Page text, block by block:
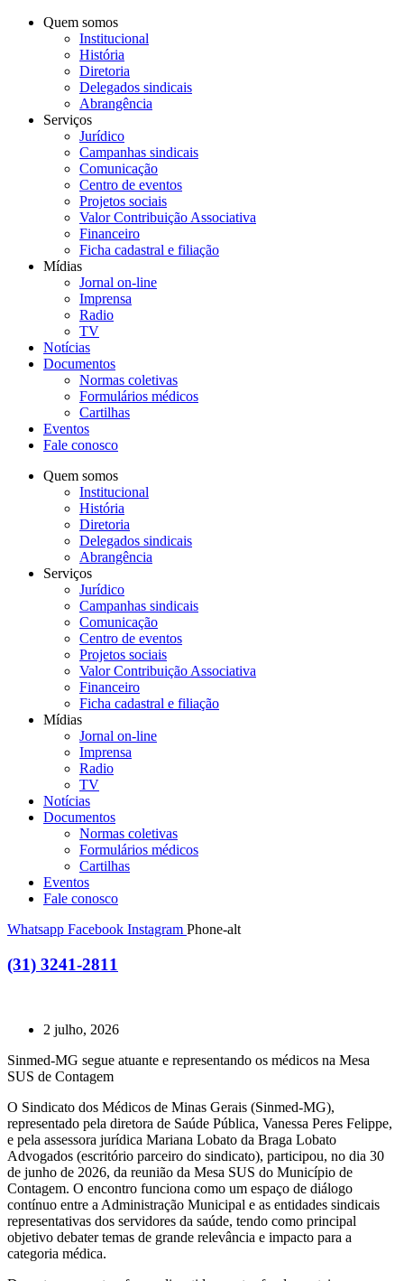
Quem somos
Institucional
História
Diretoria
Delegados sindicais
Abrangência
Serviços
Jurídico
Campanhas sindicais
Comunicação
Centro de eventos
Projetos sociais
Valor Contribuição Associativa
Financeiro
Ficha cadastral e filiação
Mídias
Jornal on-line
Imprensa
Radio
TV
Notícias
Documentos
Normas coletivas
Formulários médicos
Cartilhas
Eventos
Fale conosco
Quem somos
Institucional
História
Diretoria
Delegados sindicais
Abrangência
Serviços
Jurídico
Campanhas sindicais
Comunicação
Centro de eventos
Projetos sociais
Valor Contribuição Associativa
Financeiro
Ficha cadastral e filiação
Mídias
Jornal on-line
Imprensa
Radio
TV
Notícias
Documentos
Normas coletivas
Formulários médicos
Cartilhas
Eventos
Fale conosco
Whatsapp Facebook Instagram Phone-alt
(31) 3241-2811
2 julho, 2026
Sinmed-MG segue atuante e representando os médicos na Mesa
SUS de Contagem
O Sindicato dos Médicos de Minas Gerais (Sinmed-MG),
representado pela diretora de Saúde Pública, Vanessa Peres Felippe,
e pela assessora jurídica Mariana Lobato da Braga Lobato
Advogados (escritório parceiro do sindicato), participou, no dia 30
de junho de 2026, da reunião da Mesa SUS do Município de
Contagem. O encontro funciona como um espaço de diálogo
contínuo entre a Administração Municipal e as entidades sindicais
representativas dos servidores da saúde, tendo como principal
objetivo debater temas de grande relevância e impacto para a
categoria médica.